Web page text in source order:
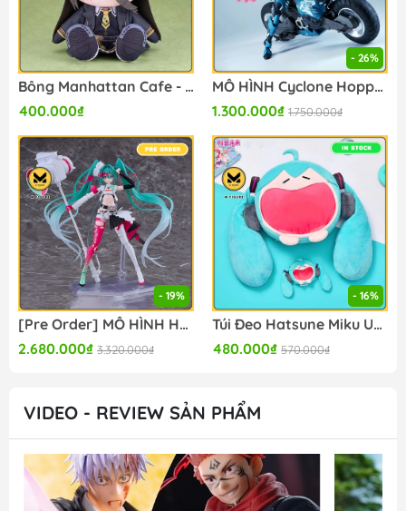
Bông Manhattan Cafe - Umamusume: Pretty Derby - Kuripan Plushie (Good Smile Company) BÔNG CHÍNH HÃNG
400.000₫
- 26%
MÔ HÌNH Cyclone Hopper [Yip Fung Sim] - Cyber Forest (Fantasy Girl) (Nuke Matrix) MODEL KIT CHÍNH HÃNG
1.300.000₫ 1.750.000₫
- 19%
[Pre Order] MÔ HÌNH Hatsune Miku - Racing 2025 Ver - Figma (#SP-174) (Good Smile Racing) FIGURE CHÍNH HÃNG
2.680.000₫ 3.320.000₫
- 16%
Túi Đeo Hatsune Miku Uwa Series Itabag Soft Smiling - Bông (BilibiliGoods) Plushie CHÍNH HÃNG
480.000₫ 570.000₫
VIDEO - REVIEW SẢN PHẨM